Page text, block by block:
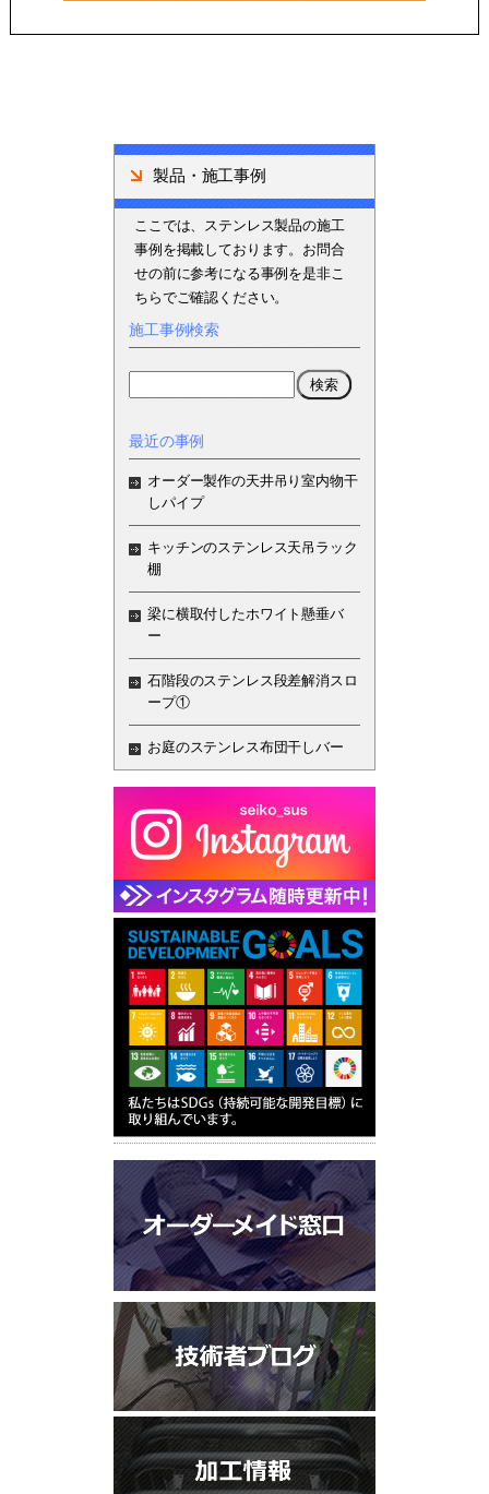
製品・施工事例
ここでは、ステンレス製品の施工
事例を掲載しております。お問合
せの前に参考になる事例を是非こ
ちらでご確認ください。
施工事例検索
最近の事例
オーダー製作の天井吊り室内物干
しパイプ
キッチンのステンレス天吊ラック
棚
梁に横取付したホワイト懸垂バ
ー
石階段のステンレス段差解消スロ
ープ①
お庭のステンレス布団干しバー